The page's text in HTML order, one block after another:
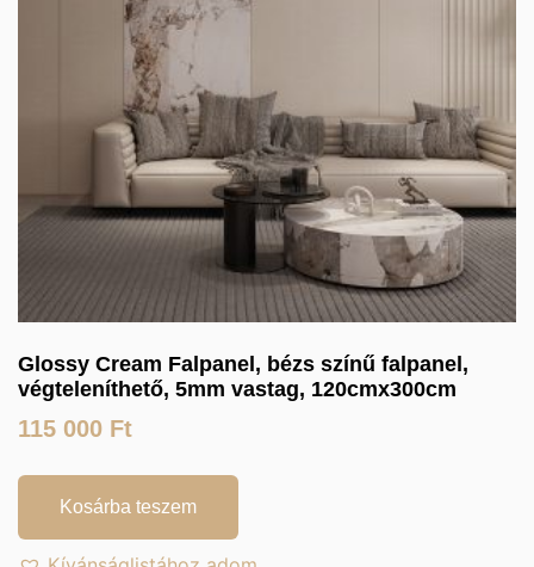
Glossy Cream Falpanel, bézs színű falpanel,
végteleníthető, 5mm vastag, 120cmx300cm
115 000 Ft
Kosárba teszem